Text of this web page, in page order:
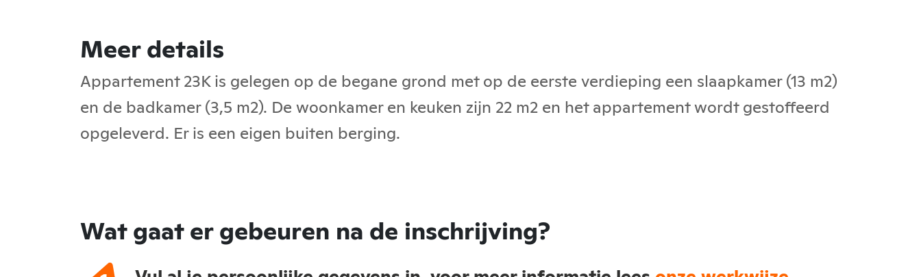
Meer details
Appartement 23K is gelegen op de begane grond met op de eerste verdieping een slaapkamer (13 m2)
en de badkamer (3,5 m2). De woonkamer en keuken zijn 22 m2 en het appartement wordt gestoffeerd
opgeleverd. Er is een eigen buiten berging.
Wat gaat er gebeuren na de inschrijving?